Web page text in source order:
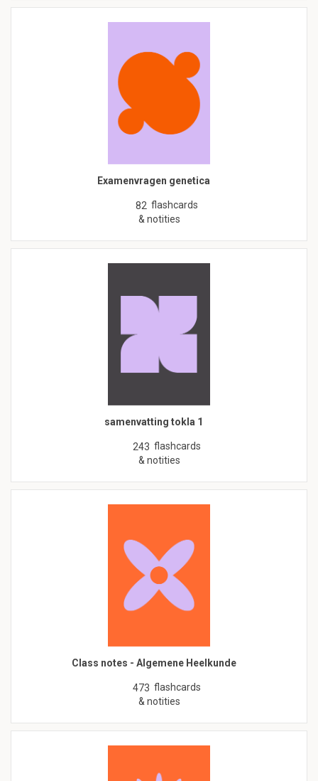
Examenvragen genetica
82 flashcards
& notities
samenvatting tokla 1
243 flashcards
& notities
Class notes - Algemene Heelkunde
473 flashcards
& notities